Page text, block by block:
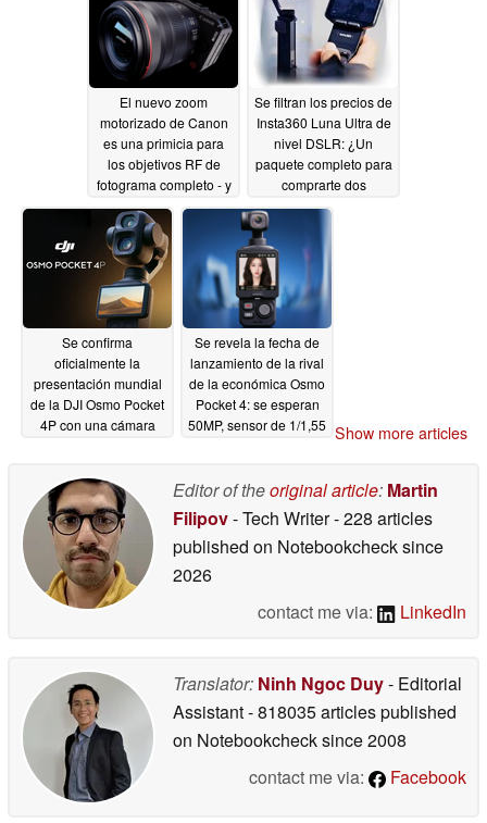
El nuevo zoom
motorizado de Canon
es una primicia para
los objetivos RF de
fotograma completo - y
se envía con la nueva
cámara R6 V
Se filtran los precios de
Insta360 Luna Ultra de
nivel DSLR: ¿Un
paquete completo para
comprarte dos
cámaras DJI Osmo
Pocket 3?
Se confirma
oficialmente la
presentación mundial
de la DJI Osmo Pocket
4P con una cámara
05/11/2026
Se revela la fecha de
lanzamiento de la rival
de la económica Osmo
Pocket 4: se esperan
50MP, sensor de 1/1,55
05/11/2026
Show more articles
Editor of theoriginal article: Martin
Filipov- Tech Writer- 228 articles
published on Notebookchecksince
2026
contact me via:
LinkedIn
Translator: Ninh Ngoc Duy- Editorial
Assistant- 818035 articles published
on Notebookchecksince 2008
contact me via:
Facebook